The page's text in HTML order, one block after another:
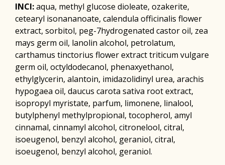
INCI:aqua, methyl glucose dioleate, ozakerite,
cetearyl isonananoate, calendula officinalis flower
extract, sorbitol, peg-7hydrogenated castor oil, zea
mays germ oil, lanolin alcohol, petrolatum,
carthamus tinctorius flower extract triticum vulgare
germ oil, octyldodecanol, phenaxyethanol,
ethylglycerin, alantoin, imidazolidinyl urea, arachis
hypogaea oil, daucus carota sativa root extract,
isopropyl myristate, parfum, limonene, linalool,
butylphenyl methylpropional, tocopherol, amyl
cinnamal, cinnamyl alcohol, citronelool, citral,
isoeugenol, benzyl alcohol, geraniol, citral,
isoeugenol, benzyl alcohol, geraniol.